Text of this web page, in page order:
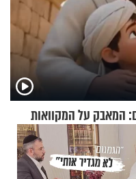
המאבק על המקוואות